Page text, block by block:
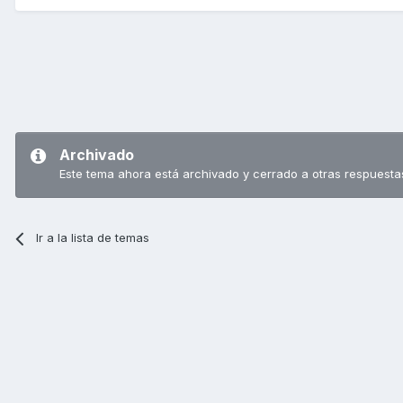
Archivado
Este tema ahora está archivado y cerrado a otras
Ir a la lista de temas